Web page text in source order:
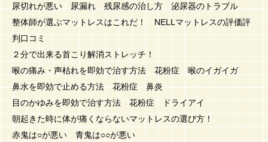
尿切れが悪い 尿漏れ 残尿感の治し方 泌尿器のトラブル
整体師が選ぶマットレスはこれだ！ NELLマットレスの評価評
判口コミ
２分で出来る首こり解消ストレッチ！
喉の痛み・声枯れを即効で治す方法 花粉症 喉のイガイガ
鼻水を即効で止める方法 花粉症 鼻炎
目のかゆみを即効で治す方法 花粉症 ドライアイ
朝起きた時に体が痛くならないマットレスの選び方！
赤鬼は○が悪い 青鬼は○○が悪い